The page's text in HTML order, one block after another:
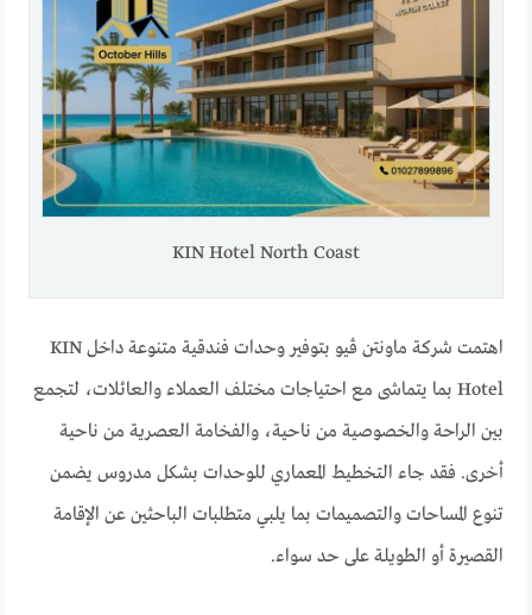
KIN Hotel North Coast
اهتمت شركة ماونتن ڤيو بتوفير وحدات فندقية متنوعة داخل KIN
Hotel بما يتماشى مع احتياجات مختلف العملاء والعائلات، لتجمع
بين الراحة والخصوصية من ناحية، والفخامة العصرية من ناحية
أخرى. فقد جاء التخطيط المعماري للوحدات بشكل مدروس يضمن
تنوع المساحات والتصميمات بما يلبي متطلبات الباحثين عن الإقامة
القصيرة أو الطويلة على حد سواء.